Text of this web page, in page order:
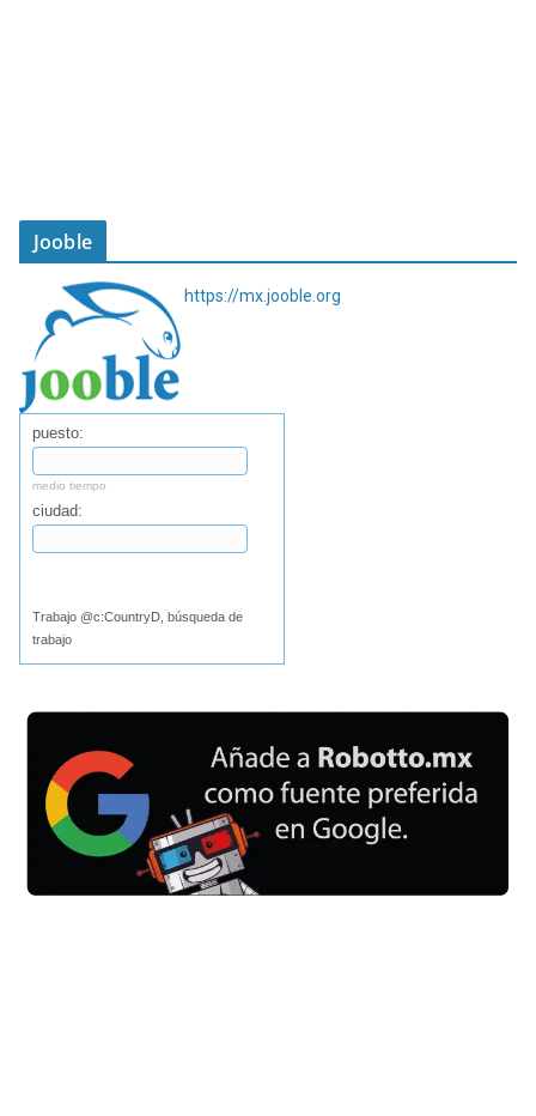
Jooble
https://mx.jooble.org
puesto:
medio tiempo
ciudad:
Trabajo @c:CountryD, búsqueda de
trabajo